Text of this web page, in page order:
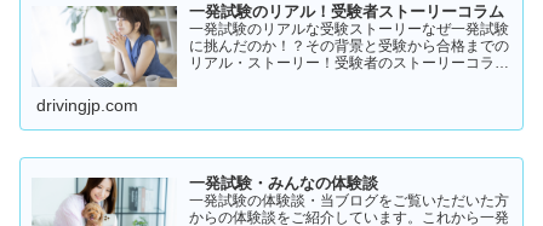
一発試験のリアル！受験者ストーリーコラム
一発試験のリアルな受験ストーリーなぜ一発試験
に挑んだのか！？その背景と受験から合格までの
リアル・ストーリー！受験者のストーリーコラム
drivingjp.com
一発試験・みんなの体験談
一発試験の体験談・当ブログをご覧いただいた方
からの体験談をご紹介しています。これから一発